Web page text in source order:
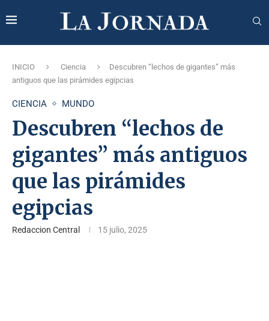
INICIO Ciencia
Descubren “lechos de gigantes” más
antiguos que las pirámides egipcias
CIENCIA MUNDO
Descubren “lechos de
gigantes” más antiguos
que las pirámides
egipcias
Redaccion Central 15 julio, 2025